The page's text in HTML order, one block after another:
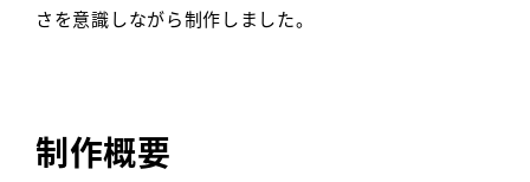
さを意識しながら制作しました。
制作概要